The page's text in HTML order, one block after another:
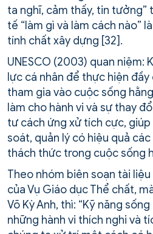
ta nghĩ, cảm thấy, tin tưởng”
tế “làm gì và làm cách nào”
tính chất xây dựng [32].
UNESCO (2003) quan niệm:
lực cá nhân để thực hiện
tham gia vào cuộc sống
làm cho hành vi và sự thay
tư cách ứng xử tích cực,
soát, quản lý có hiệu quả
thách thức trong cuộc sống
Theo nhóm biên soạn tài
của Vụ Giáo dục Thể chất,
Võ Kỳ Anh, thì: “Kỹ năng
những hành vi thích nghi và